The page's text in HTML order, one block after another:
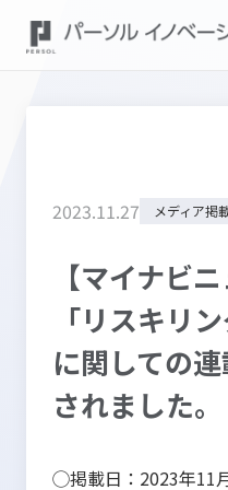
2023.11.27 メディア掲
【マイナビ
「リスキリ
に関しての
されました。
◯掲載日：2023年11